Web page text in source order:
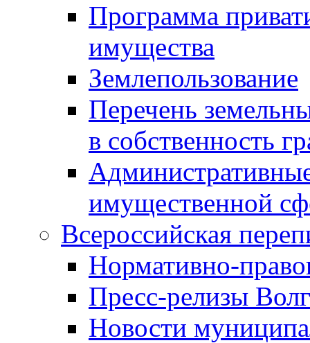
Программа
имущества
Землепользование
Перечень
в собственность
имущественной
Всероссийская
Нормативно-
Пресс-релизы
Новости